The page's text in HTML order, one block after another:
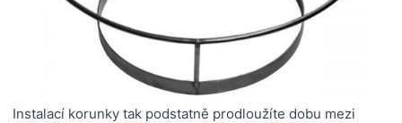
Instalací korunky tak podstatně prodloužíte dobu mezi